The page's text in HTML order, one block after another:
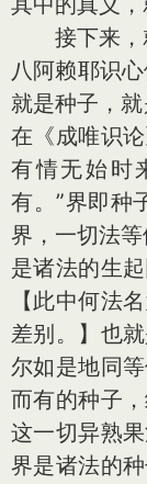
接下来，
八阿赖耶识
就是种子，
在《成唯识
有情无始时
有。”界即种
界，一切法等
是诸法的生
【此中何法
差别。】也
尔如是地同
而有的种子
这一切异熟
界是诸法的